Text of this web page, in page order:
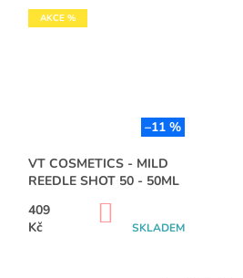
–11 %
AKCE %
VT COSMETICS - MILD
REEDLE SHOT 50 - 50ML
409
Kč
KOŠÍKU
SKLADEM